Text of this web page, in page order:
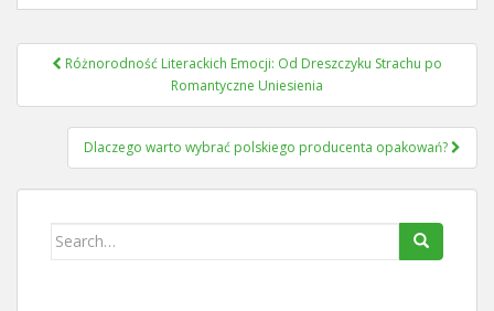
Nawigacja
Różnorodność Literackich Emocji: Od Dreszczyku Strachu po
Romantyczne Uniesienia
Dlaczego warto wybrać polskiego producenta opakowań?
Search